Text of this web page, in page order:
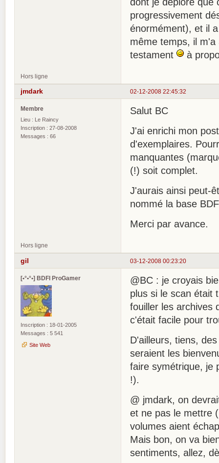
progressivement
énormément), et il
même temps, il
testament
à
Hors ligne
02-12-2008 22:45:32
jmdark
Membre
Lieu : Le Raincy
Inscription : 27-08-2008
Messages : 66
Salut BC
J'ai enrichi mon
d'exemplaires.
manquantes
(!) soit complet.
J'aurais ainsi peut-
nommé la base
Merci par avance.
Hors ligne
03-12-2008 00:23:20
gil
[•°•°•] BDFI ProGamer
Inscription : 18-01-2005
Messages : 5 541
Site Web
@BC : je croyais
plus si le scan était
fouiller les archives
c'était facile pour
D'ailleurs, tiens,
seraient les
faire symétrique, je
!).
@ jmdark, on
et ne pas le mettre
volumes aient
Mais bon, on va
sentiments, allez,